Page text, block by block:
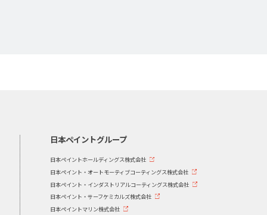
日本ペイントグループ
日本ペイントホールディングス株式会社
日本ペイント・オートモーティブコーティングス株式会社
日本ペイント・インダストリアルコーティングス株式会社
日本ペイント・サーフケミカルズ株式会社
日本ペイントマリン株式会社